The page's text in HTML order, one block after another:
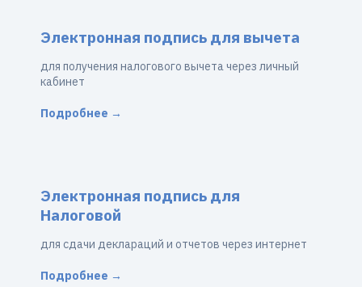
Электронная подпись для вычета
для получения налогового вычета через личный
кабинет
Подробнее →
Электронная подпись для
Налоговой
для сдачи деклараций и отчетов через интернет
Подробнее →